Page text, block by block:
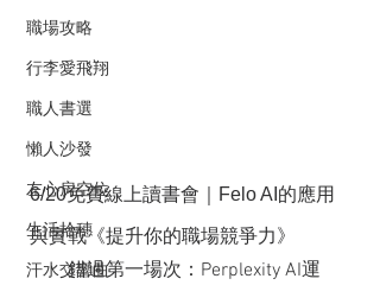
職場攻略
行李愛飛翔
職人書選
懶人沙發
左心房空位
生活拾穗
汗水交響曲
6/20免費線上讀書會｜Felo AI的應用
與實戰《提升你的職場競爭力》
錯過第一場次：Perplexity AI運